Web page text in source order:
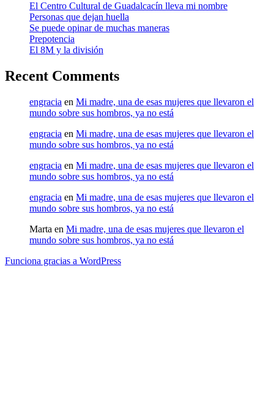
El Centro Cultural de Guadalcacín lleva mi nombre
Personas que dejan huella
Se puede opinar de muchas maneras
Prepotencia
El 8M y la división
Recent Comments
engracia en Mi madre, una de esas mujeres que llevaron el
mundo sobre sus hombros, ya no está
engracia en Mi madre, una de esas mujeres que llevaron el
mundo sobre sus hombros, ya no está
engracia en Mi madre, una de esas mujeres que llevaron el
mundo sobre sus hombros, ya no está
engracia en Mi madre, una de esas mujeres que llevaron el
mundo sobre sus hombros, ya no está
Marta en Mi madre, una de esas mujeres que llevaron el
mundo sobre sus hombros, ya no está
Funciona gracias a WordPress